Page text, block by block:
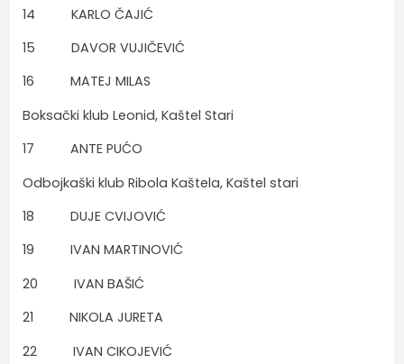
14 KARLO ČAJIĆ
15 DAVOR VUJIČEVIĆ
16 MATEJ MILAS
Boksački klub Leonid, Kaštel Stari
17 ANTE PUĆO
Odbojkaški klub Ribola Kaštela, Kaštel stari
18 DUJE CVIJOVIĆ
19 IVAN MARTINOVIĆ
20 IVAN BAŠIĆ
21 NIKOLA JURETA
22 IVAN CIKOJEVIĆ